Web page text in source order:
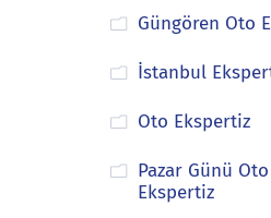
Güngören Oto
İstanbul
Oto Ekspertiz
Pazar Günü Oto
Ekspertiz